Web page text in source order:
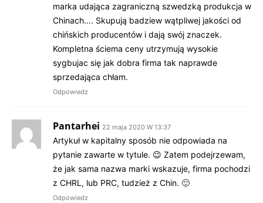
marka udająca zagraniczną szwedzką produkcja w
Chinach…. Skupują badziew wątpliwej jakości od
chińskich producentów i dają swój znaczek.
Kompletna ściema ceny utrzymują wysokie
sygbujac się jak dobra firma tak naprawde
sprzedająca chłam.
Odpowiedz
Pantarhei 22 maja 2020 W 13:37
Artykuł w kapitalny sposób nie odpowiada na
pytanie zawarte w tytule. 😉 Zatem podejrzewam,
że jak sama nazwa marki wskazuje, firma pochodzi
z CHRL, lub PRC, tudzież z Chin. 🙂
Odpowiedz